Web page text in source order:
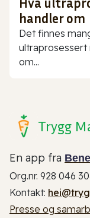
handler om
Det finnes
ultraprosessert
om...
Trygg
En app fra
Org.nr. 928 046
Kontakt:
Presse og